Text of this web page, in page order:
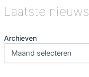
Limburg
(voorzienbaarheid
nmr).
Laatste nieuws
Archieven